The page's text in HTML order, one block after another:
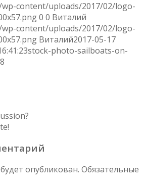
content/uploads/2017/02/logo-
0 0 Виталий
content/uploads/2017/02/logo-
Виталий2017-05-17
stock-photo-sailboats-on-
опубликован. Обязательные